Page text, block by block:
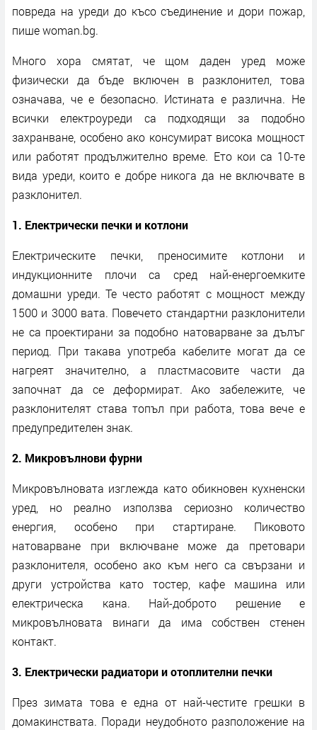
повреда на уреди до късо съединение и дори пожар,
пише woman.bg.
Много хора смятат, че щом даден уред може
физически да бъде включен в разклонител, това
означава, че е безопасно. Истината е различна. Не
всички електроуреди са подходящи за подобно
захранване, особено ако консумират висока мощност
или работят продължително време. Ето кои са 10-те
вида уреди, които е добре никога да не включвате в
разклонител.
1. Електрически печки и котлони
Електрическите печки, преносимите котлони и
индукционните плочи са сред най-енергоемките
домашни уреди. Те често работят с мощност между
1500 и 3000 вата. Повечето стандартни разклонители
не са проектирани за подобно натоварване за дълъг
период. При такава употреба кабелите могат да се
нагреят значително, а пластмасовите части да
започнат да се деформират. Ако забележите, че
разклонителят става топъл при работа, това вече е
предупредителен знак.
2. Микровълнови фурни
Микровълновата изглежда като обикновен кухненски
уред, но реално използва сериозно количество
енергия, особено при стартиране. Пиковото
натоварване при включване може да претовари
разклонителя, особено ако към него са свързани и
други устройства като тостер, кафе машина или
електрическа кана. Най-доброто решение е
микровълновата винаги да има собствен стенен
контакт.
3. Електрически радиатори и отоплителни печки
През зимата това е една от най-честите грешки в
домакинствата. Поради неудобното разположение на